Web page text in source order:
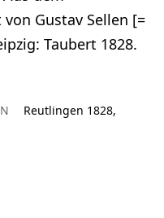
Gustav Sellen [=
Taubert 1828.
Reutlingen 1828,